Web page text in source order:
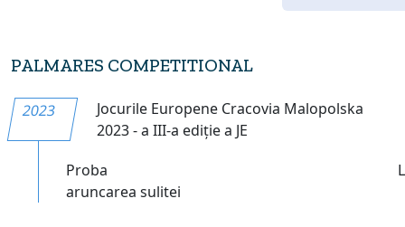
PALMARES COMPETITIONAL
2023
Jocurile Europene Cracovia Malopolska
2023 - a III-a ediție a JE
Proba
aruncarea sulitei